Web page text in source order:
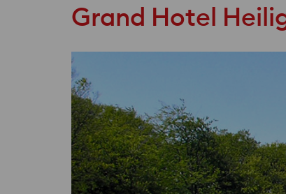
Grand Hotel